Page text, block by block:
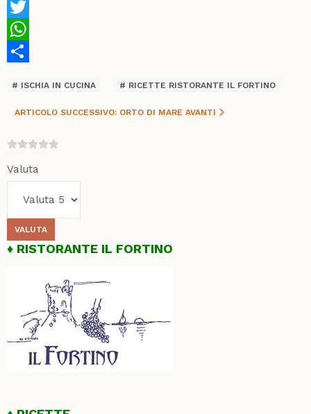
Facebook
Twitter
WhatsApp
ISCHIA IN CUCINA RICETTE RISTORANTE IL FORTINO
ARTICOLO SUCCESSIVO: ORTO DI MARE AVANTI
Valuta
RISTORANTE IL FORTINO